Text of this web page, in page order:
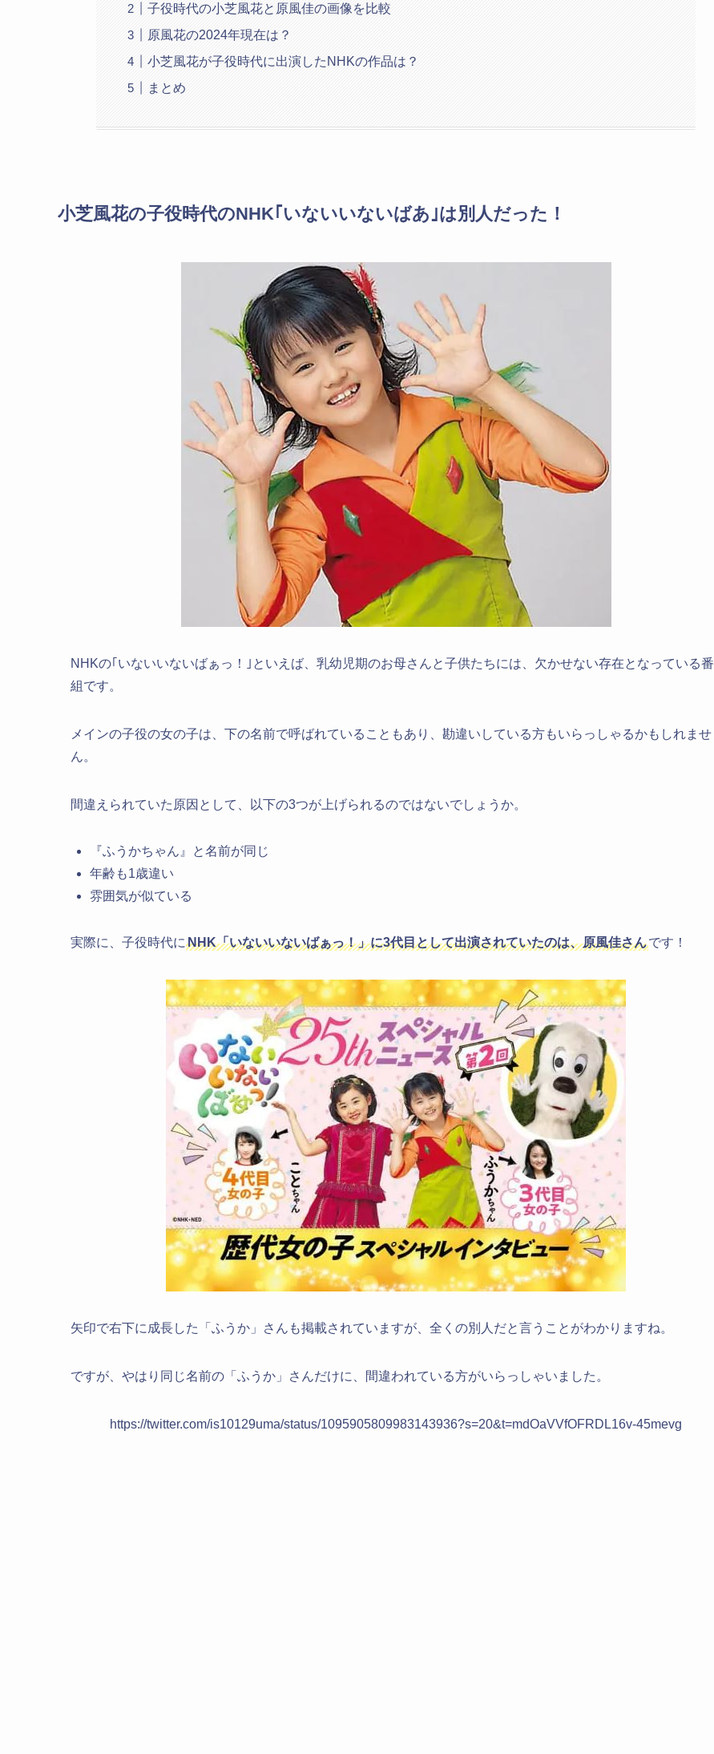
子役時代の小芝風花と原風佳の画像を比較
原風花の2024年現在は？
小芝風花が子役時代に出演したNHKの作品は？
まとめ
小芝風花の子役時代のNHK｢いないいないばあ｣は別人だった！
NHKの｢いないいないばぁっ！｣といえば、乳幼児期のお母さんと子供たちには、欠かせない存在となっている番
組です。
メインの子役の女の子は、下の名前で呼ばれていることもあり、勘違いしている方もいらっしゃるかもしれませ
ん。
間違えられていた原因として、以下の3つが上げられるのではないでしょうか。
『ふうかちゃん』と名前が同じ
年齢も1歳違い
雰囲気が似ている
実際に、子役時代に NHK「いないいないばぁっ！」に3代目として出演されていたのは、原風佳さんです！
矢印で右下に成長した「ふうか」さんも掲載されていますが、全くの別人だと言うことがわかりますね。
ですが、やはり同じ名前の「ふうか」さんだけに、間違われている方がいらっしゃいました。
https://twitter.com/is10129uma/status/1095905809983143936?s=20&t=mdOaVVfOFRDL16v-45mevg